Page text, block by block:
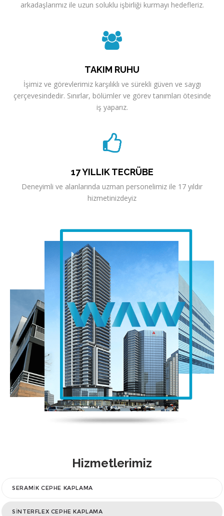
arkadaşlarımız ile uzun soluklu işbirliği kurmayı hedefleriz.
TAKIM RUHU
İşimiz ve görevlerimiz karşılıklı ve sürekli güven ve saygı
çerçevesindedir. Sınırlar, bölümler ve görev tanımları ötesinde
iş yaparız.
17 YILLIK TECRÜBE
Deneyimli ve alanlarında uzman personelimiz ile 17 yıldır
hizmetinizdeyiz
Hizmetlerimiz
SERAMIK CEPHE KAPLAMA
SINTERFLEX CEPHE KAPLAMA